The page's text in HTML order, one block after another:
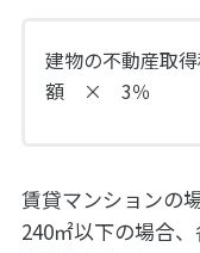
建物の不動産取
額 × 3％
賃貸マンションの
240㎡以下の場合